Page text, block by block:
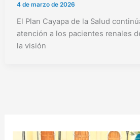
4 de marzo de 2026
El Plan Cayapa de la Salud
atención a los pacientes renales
la visión